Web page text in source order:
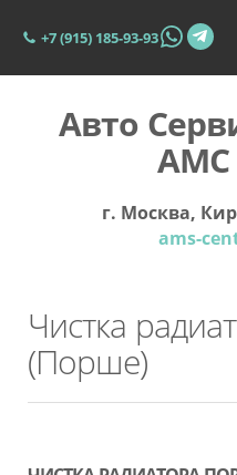
+7 (915) 185-93-93
Авто
АМС
г. Москва,
ams-
Чистка
(Порше)